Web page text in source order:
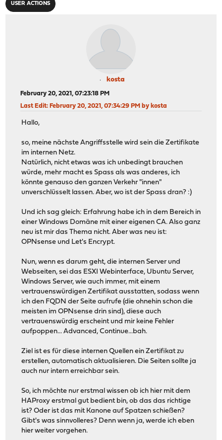
USER ACTIONS
kosta
February 20, 2021, 07:23:18 PM
Last Edit: February 20, 2021, 07:34:29 PM by kosta
Hallo,
so, meine nächste Angriffsstelle wird sein die Zertifikate
im internen Netz.
Natürlich, nicht etwas was ich unbedingt brauchen
würde, mehr macht es Spass als was anderes, ich
könnte genauso den ganzen Verkehr "innen"
unverschlüsselt lassen. Aber, wo ist der Spass dran? :)
Und ich sag gleich: Erfahrung habe ich in dem Bereich in
einer Windows Domäne mit einer eigenen CA. Also ganz
neu ist mir das Thema nicht. Aber was neu ist:
OPNsense und Let's Encrypt.
Nun, wenn es darum geht, die internen Server und
Webseiten, sei das ESXI Webinterface, Ubuntu Server,
Windows Server, wie auch immer, mit einem
vertrauenswürdigen Zertifikat ausstatten, sodass wenn
ich den FQDN der Seite aufrufe (die ohnehin schon die
meisten im OPNsense drin sind), diese auch
vertrauenswürdig erscheint und mir keine Fehler
aufpoppen... Advanced, Continue...bah.
Ziel ist es für diese internen Quellen ein Zertifikat zu
erstellen, automatisch aktualisieren. Die Seiten sollte ja
auch nur intern erreichbar sein.
So, ich möchte nur erstmal wissen ob ich hier mit dem
HAProxy erstmal gut bedient bin, ob das das richtige
ist? Oder ist das mit Kanone auf Spatzen schießen?
Gibt's was sinnvolleres? Denn wenn ja, werde ich eben
hier weiter vorgehen.